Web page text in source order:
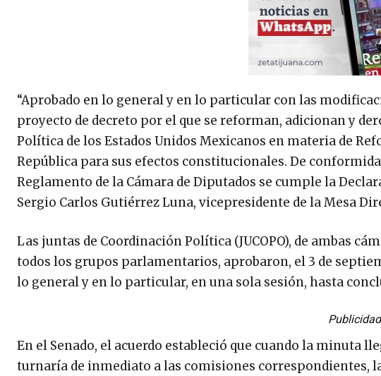
“Aprobado en lo general y en lo particular con las
proyecto de decreto por el que se reforman, adicionan y
Política de los Estados Unidos Mexicanos en materia de
República para sus efectos constitucionales. De
Reglamento de la Cámara de Diputados se cumple la
Sergio Carlos Gutiérrez Luna, vicepresidente de la Mesa
Las juntas de Coordinación Política (JUCOPO), de ambas
todos los grupos parlamentarios, aprobaron, el 3 de
lo general y en lo particular, en una sola sesión, hasta
Publicidad
En el Senado, el acuerdo estableció que cuando la minuta
turnaría de inmediato a las comisiones correspondientes,